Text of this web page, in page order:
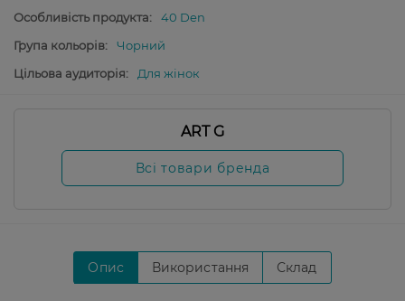
Особливість продукта:
40 Den
Група кольорів:
Чорний
Цільова аудиторія:
Для жінок
ART G
Всі товари бренда
Опис Використання Склад